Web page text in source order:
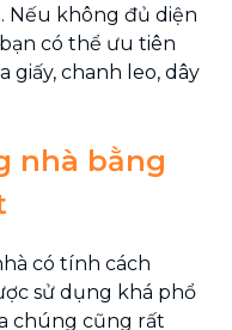
Nếu không đủ diện
có thể ưu tiên
giấy, chanh leo, dây
nhà bằng
có tính cách
sử dụng khá phổ
chúng cũng rất